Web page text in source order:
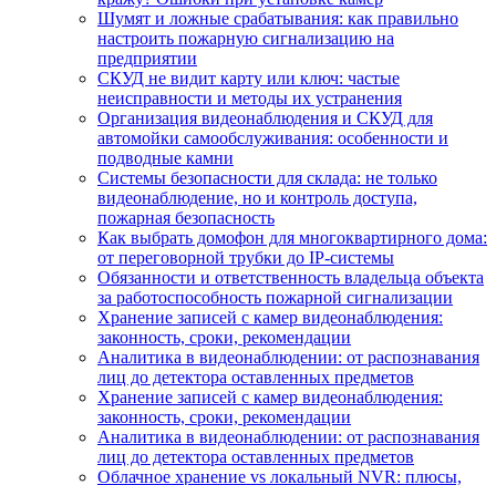
Шумят и ложные срабатывания: как правильно
настроить пожарную сигнализацию на
предприятии
СКУД не видит карту или ключ: частые
неисправности и методы их устранения
Организация видеонаблюдения и СКУД для
автомойки самообслуживания: особенности и
подводные камни
Системы безопасности для склада: не только
видеонаблюдение, но и контроль доступа,
пожарная безопасность
Как выбрать домофон для многоквартирного дома:
от переговорной трубки до IP-системы
Обязанности и ответственность владельца объекта
за работоспособность пожарной сигнализации
Хранение записей с камер видеонаблюдения:
законность, сроки, рекомендации
Аналитика в видеонаблюдении: от распознавания
лиц до детектора оставленных предметов
Хранение записей с камер видеонаблюдения:
законность, сроки, рекомендации
Аналитика в видеонаблюдении: от распознавания
лиц до детектора оставленных предметов
Облачное хранение vs локальный NVR: плюсы,